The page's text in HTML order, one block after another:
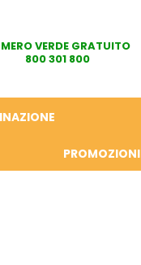
VERDE GRATUITO
800 301 800
PROMOZIONI